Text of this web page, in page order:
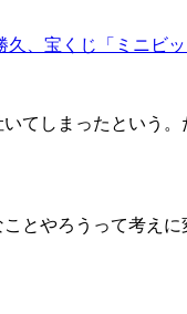
久、宝くじ「ミニビ
しまったという
やろうって考え